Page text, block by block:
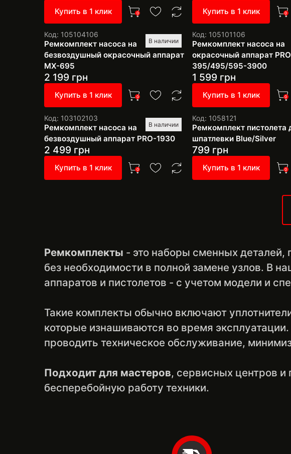
Купить в 1 клик 0 Купить в 1 клик 0
В наличии
Код: 105104106
Ремкомплект насоса на
безвоздушный окрасочный аппарат
MX-695
2 199 грн
Купить в 1 клик 0
Код: 105101106
Ремкомплект насоса на
окрасочный аппарат PRO
395/495/595-3900
1 599 грн
Купить в 1 клик 0
В наличии
Код: 103102103
Ремкомплект насоса на
безвоздушный аппарат PRO-1930
2 499 грн
Купить в 1 клик 0
Код: 1058121
Ремкомплект пистолета
шпатлевки Blue/Silver
799 грн
Купить в 1 клик 0
Ремкомплекты - это наборы сменных деталей,
без необходимости в полной замене узлов. В
аппаратов и пистолетов - с учетом модели и
Такие комплекты обычно включают
которые изнашиваются во время
проводить техническое обслуживание,
Подходит для мастеров, сервисных центров и
бесперебойную работу техники.